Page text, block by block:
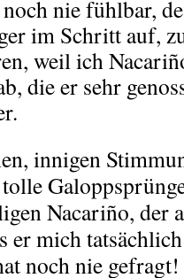
nie fühlbar,
im Schritt auf,
weil ich
die er sehr
innigen
Nacariño, der
er mich
noch nie